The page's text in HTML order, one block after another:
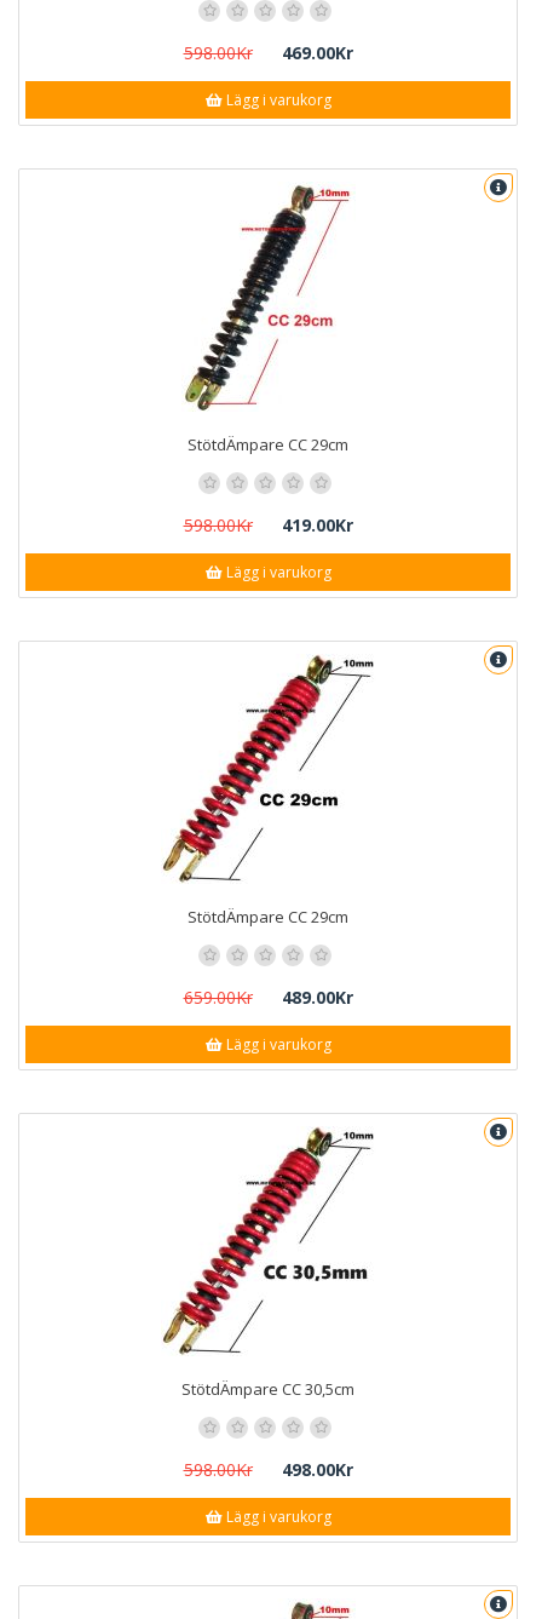
598.00Kr 469.00Kr
Lägg i varukorg
StötdÄmpare CC 29cm
598.00Kr 419.00Kr
Lägg i varukorg
StötdÄmpare CC 29cm
659.00Kr 489.00Kr
Lägg i varukorg
StötdÄmpare CC 30,5cm
598.00Kr 498.00Kr
Lägg i varukorg